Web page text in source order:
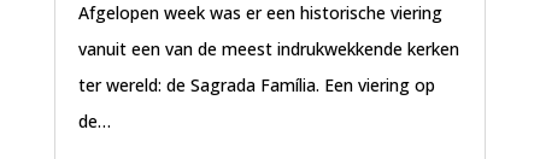
Afgelopen week was er een historische viering
vanuit een van de meest indrukwekkende kerken
ter wereld: de Sagrada Família. Een viering op
de…